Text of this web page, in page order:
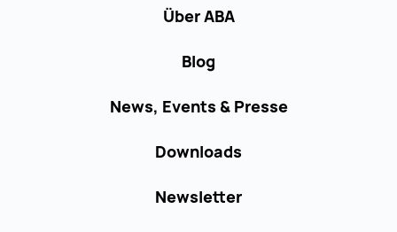
Über ABA
Blog
News, Events & Presse
Downloads
Newsletter